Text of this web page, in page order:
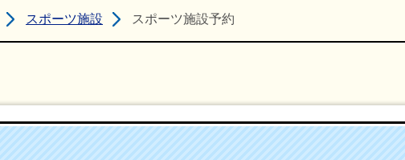
スポーツ施設 スポーツ施設予約